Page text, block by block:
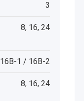
3
8, 16, 24
16B-1 / 16В-2
8, 16, 24